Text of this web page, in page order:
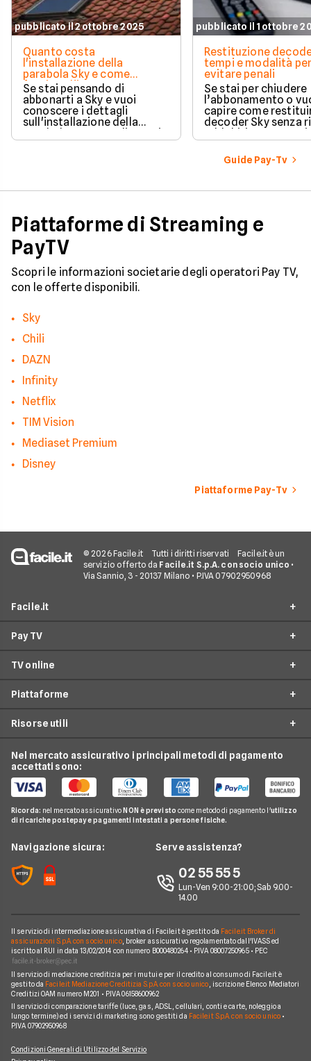
pubblicato il 2 ottobre 2025
Quanto costa
l'installazione della
parabola Sky e come
funziona l'intervento
Se stai pensando di
abbonarti a Sky e vuoi
conoscere i dettagli
sull'installazione della
costi associati
pubblicato il 1 ottobre
Restituzione
tempi e modalità
evitare penali
Se stai per chiudere
l’abbonamento o
capire come
decoder Sky senza
porta passo dopo
Guide Pay-Tv
Piattaforme di Streaming e
PayTV
Scopri le informazioni societarie degli operatori Pay TV,
con le offerte disponibili.
Sky
Chili
DAZN
Infinity
Netflix
TIM Vision
Mediaset Premium
Disney
Piattaforme Pay-Tv
© 2026 Facile.it Tutti i diritti riservati
Facile.it è un
servizio offerto da Facile.it S.p.A. con socio unico •
Via Sannio, 3 - 20137 Milano • P.IVA 07902950968
Facile.it
Assicurazioni
Prestiti
Mutui
Conti e Carte
Telefonia Mobile
Pay TV
Noleggio Lungo Termine
News
Chi siamo
Perché scegliere Facile.it
Mappa del sito
Pay TV
Offerte Sky
Offerte Mediaset Premium
TV online
Offerte Now TV
Piattaforme
Mediaset Premium
Netflix
Sky e Fastweb
Sky
Risorse utili
Guida Pay TV
Domande Pay TV
Notizie Pay TV
Argomenti in evidenza Pay TV
Piattaforme Pay TV
Nel mercato assicurativo i principali metodi di pagamento
accettati sono:
Ricorda: nel mercato assicurativo NON è previsto come metodo di pagamento l'utilizzo
di ricariche postepay e pagamenti intestati a persone fisiche.
Navigazione sicura: Serve assistenza?
02 55 55 5
Lun-Ven 9:00-21:00; Sab 9.00-
14.00
Il servizio di intermediazione assicurativa di Facile.it è gestito da Facile.it Broker di
assicurazioni S.p.A. con socio unico, broker assicurativo regolamentato dall'IVASS ed
iscritto al RUI in data 13/02/2014 con numero B000480264 • P.IVA 08007250965 • PEC
Il servizio di mediazione creditizia per i mutui e per il credito al consumo di Facile.it è
gestito da Facile.it Mediazione Creditizia S.p.A. con socio unico , iscrizione Elenco Mediatori
Creditizi OAM numero M201 • P.IVA 06158600962
Il servizio di comparazione tariffe (luce, gas, ADSL, cellulari, conti e carte, noleggio a
lungo termine) ed i servizi di marketing sono gestiti da Facile.it S.p.A. con socio unico•
P.IVA 07902950968
Condizioni Generali di Utilizzo del Servizio